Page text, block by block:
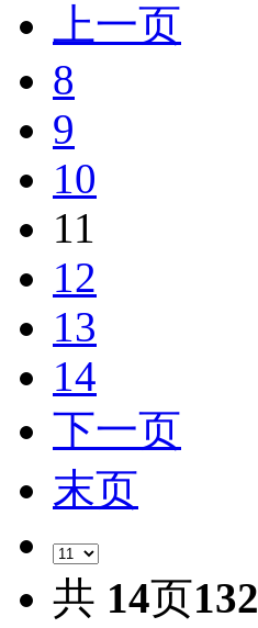
上一页
8
9
10
11
12
13
14
下一页
末页
共 14页132